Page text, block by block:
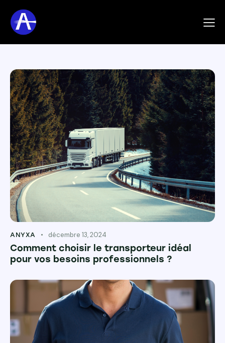
ANYXA décembre 13, 2024
Comment choisir le transporteur idéal
pour vos besoins professionnels ?